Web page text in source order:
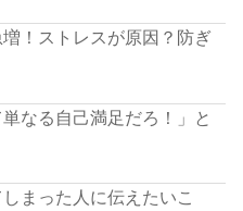
！ストレスが原因？防ぎ
単なる自己満足だろ！」と
まった人に伝えたいこ